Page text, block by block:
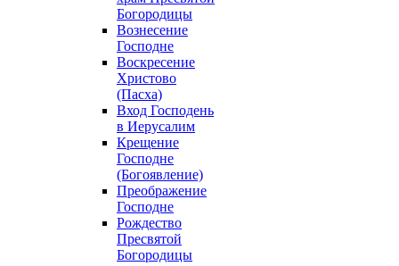
Богородицы
Вознесение
Господне
Воскресение
Христово
(Пасха)
Вход Господень
в Иерусалим
Крещение
Господне
(Богоявление)
Преображение
Господне
Рождество
Пресвятой
Богородицы